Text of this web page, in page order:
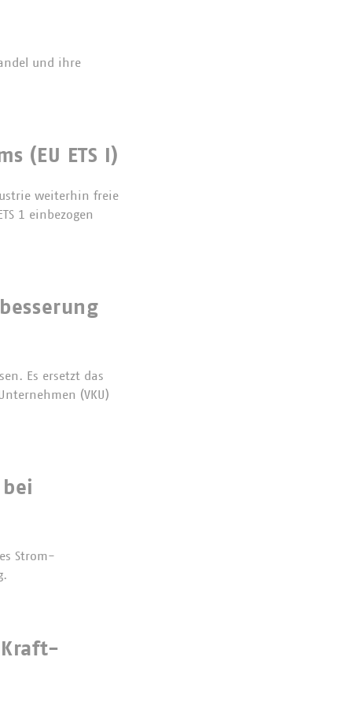
und ihre
(EU ETS I)
weiterhin freie
1 einbezogen
Es ersetzt das
(VKU)
Strom-
Kraft-